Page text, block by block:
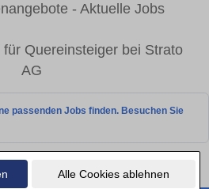
Alle Cookies ablehnen
- Aktuelle Jobs
Quereinsteiger bei Strato
AG
passenden Jobs finden. Besuchen Sie